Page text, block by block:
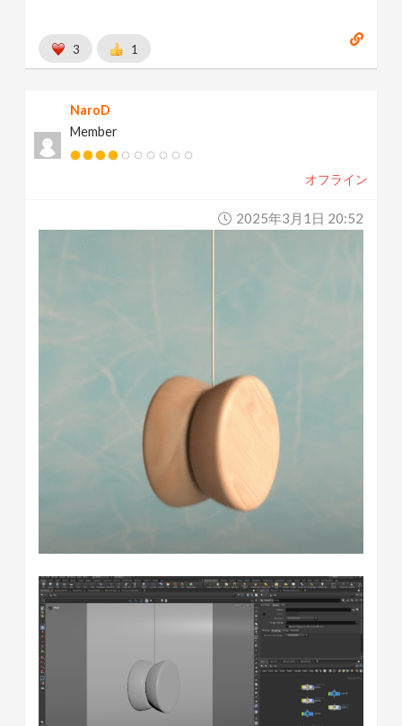
3 1
NaroD
Member
オフライン
2025年3月1日 20:52